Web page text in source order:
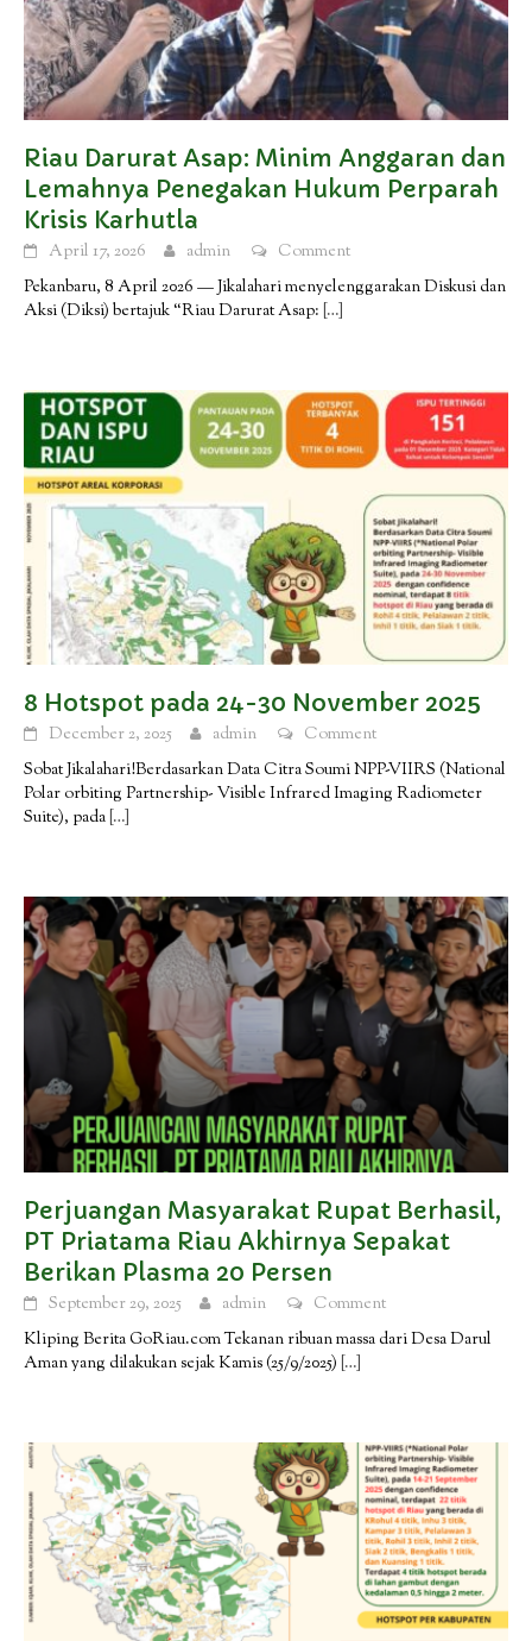
Riau Darurat Asap: Minim Anggaran dan
Lemahnya Penegakan Hukum Perparah
Krisis Karhutla
April 17, 2026 admin
Comment
Pekanbaru, 8 April 2026 — Jikalahari menyelenggarakan Diskusi dan
Aksi (Diksi) bertajuk “Riau Darurat Asap: […]
8 Hotspot pada 24-30 November 2025
December 2, 2025 admin
Comment
Sobat Jikalahari!Berdasarkan Data Citra Soumi NPP-VIIRS (National
Polar orbiting Partnership- Visible Infrared Imaging Radiometer
Suite), pada […]
Perjuangan Masyarakat Rupat Berhasil,
PT Priatama Riau Akhirnya Sepakat
Berikan Plasma 20 Persen
September 29, 2025 admin
Comment
Kliping Berita GoRiau.com Tekanan ribuan massa dari Desa Darul
Aman yang dilakukan sejak Kamis (25/9/2025) […]